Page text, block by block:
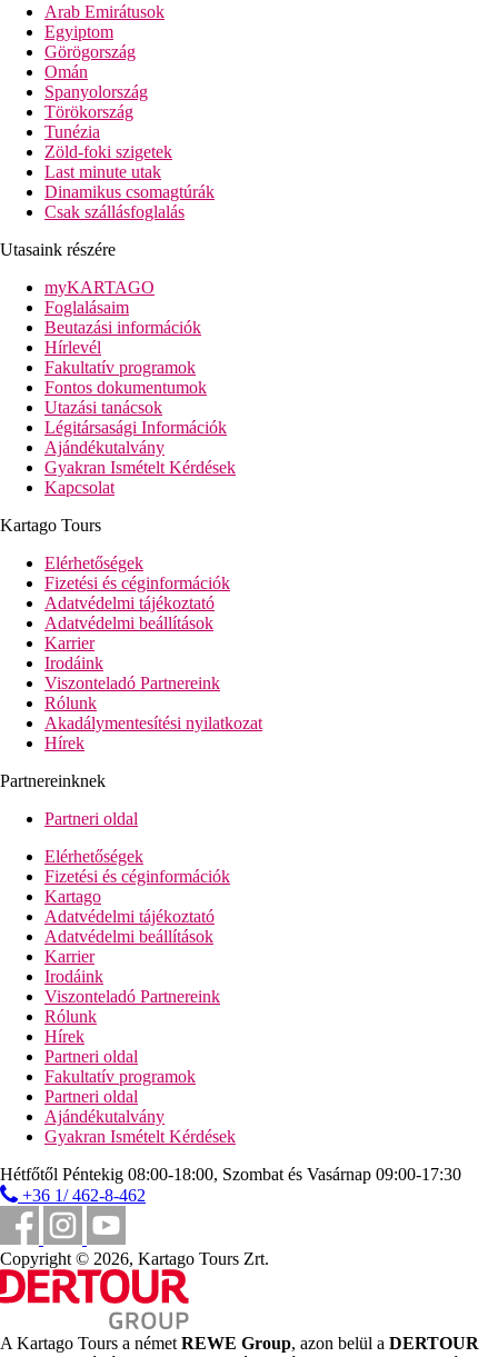
Arab Emirátusok
Egyiptom
Görögország
Omán
Spanyolország
Törökország
Tunézia
Zöld-foki szigetek
Last minute utak
Dinamikus csomagtúrák
Csak szállásfoglalás
Utasaink részére
myKARTAGO
Foglalásaim
Beutazási információk
Hírlevél
Fakultatív programok
Fontos dokumentumok
Utazási tanácsok
Légitársasági Információk
Ajándékutalvány
Gyakran Ismételt Kérdések
Kapcsolat
Kartago Tours
Elérhetőségek
Fizetési és céginformációk
Adatvédelmi tájékoztató
Adatvédelmi beállítások
Karrier
Irodáink
Viszonteladó Partnereink
Rólunk
Akadálymentesítési nyilatkozat
Hírek
Partnereinknek
Partneri oldal
Elérhetőségek
Fizetési és céginformációk
Kartago
Adatvédelmi tájékoztató
Adatvédelmi beállítások
Karrier
Irodáink
Viszonteladó Partnereink
Rólunk
Hírek
Partneri oldal
Fakultatív programok
Partneri oldal
Ajándékutalvány
Gyakran Ismételt Kérdések
Hétfőtől Péntekig 08:00-18:00, Szombat és Vasárnap 09:00-17:30
+36 1/ 462-8-462
Copyright © 2026, Kartago Tours Zrt.
A Kartago Tours a német REWE Group, azon belül a DERTOUR